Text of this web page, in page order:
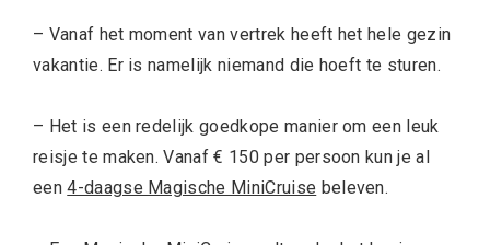
– Vanaf het moment van vertrek heeft het hele gezin
vakantie. Er is namelijk niemand die hoeft te sturen.
– Het is een redelijk goedkope manier om een leuk
reisje te maken. Vanaf € 150 per persoon kun je al
een4-daagse Magische MiniCruise beleven.